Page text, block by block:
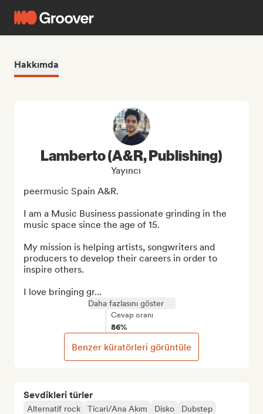
Hakkımda
Sevdikleri türler
Alternatif rock Ticari/Ana Akım Disko
Dubstep
Lamberto (A&R, Publishing)
Yayıncı
peermusic Spain A&R.
I am a Music Business passionate grinding in the
music space since the age of 15.
My mission is helping artists, songwriters and
producers to develop their careers in order to
inspire others.
I love bringing gr...
Daha fazlasını göster
Cevap oranı
86%
Benzer küratörleri görüntüle